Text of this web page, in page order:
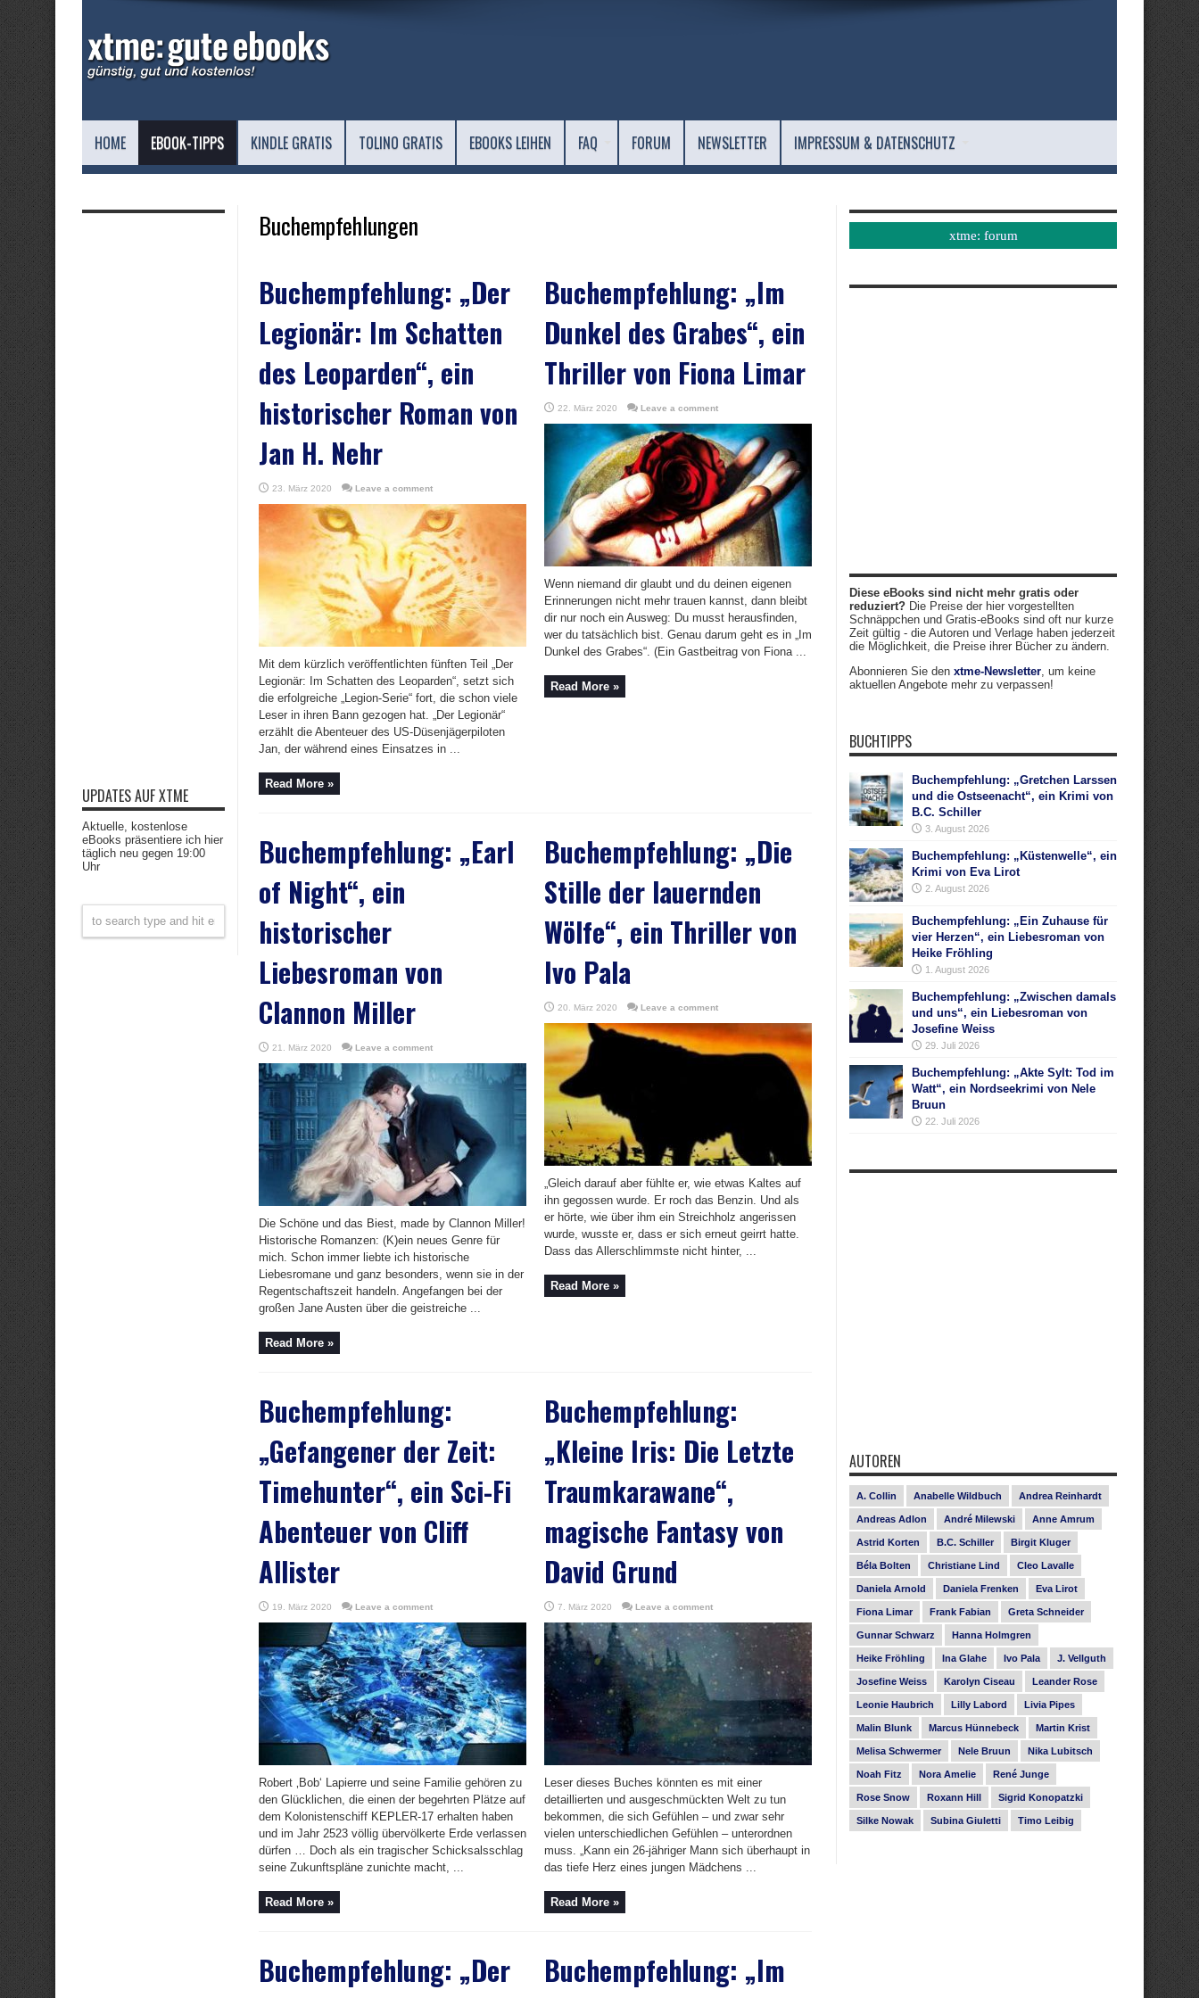
HOME EBOOK-TIPPS KINDLE GRATIS TOLINO GRATIS EBOOKS LEIHEN FAQ FORUM NEWSLETTER IMPRESSUM & DATENSCHUTZ
Buchempfehlungen
Buchempfehlung: „Der
Legionär: Im Schatten
des Leoparden“, ein
historischer Roman von
Jan H. Nehr
23. März 2020 Leave a comment
Mit dem kürzlich veröffentlichten fünften Teil „Der
Legionär: Im Schatten des Leoparden“, setzt sich
die erfolgreiche „Legion-Serie“ fort, die schon viele
Leser in ihren Bann gezogen hat. „Der Legionär“
erzählt die Abenteuer des US-Düsenjägerpiloten
Jan, der während eines Einsatzes in ...
Read More »
Buchempfehlung: „Im
Dunkel des Grabes“, ein
Thriller von Fiona Limar
22. März 2020 Leave a comment
Wenn niemand dir glaubt und du deinen eigenen
Erinnerungen nicht mehr trauen kannst, dann bleibt
dir nur noch ein Ausweg: Du musst herausfinden,
wer du tatsächlich bist. Genau darum geht es in „Im
Dunkel des Grabes“. (Ein Gastbeitrag von Fiona ...
Read More »
Buchempfehlung: „Earl
of Night“, ein
historischer
Liebesroman von
Clannon Miller
21. März 2020 Leave a comment
Die Schöne und das Biest, made by Clannon Miller!
Historische Romanzen: (K)ein neues Genre für
mich. Schon immer liebte ich historische
Liebesromane und ganz besonders, wenn sie in der
Regentschaftszeit handeln. Angefangen bei der
großen Jane Austen über die geistreiche ...
Read More »
Buchempfehlung: „Die
Stille der lauernden
Wölfe“, ein Thriller von
Ivo Pala
20. März 2020 Leave a comment
„Gleich darauf aber fühlte er, wie etwas Kaltes auf
ihn gegossen wurde. Er roch das Benzin. Und als
er hörte, wie über ihm ein Streichholz angerissen
wurde, wusste er, dass er sich erneut geirrt hatte.
Dass das Allerschlimmste nicht hinter, ...
Read More »
Buchempfehlung:
„Gefangener der Zeit:
Timehunter“, ein Sci-Fi
Abenteuer von Cliff
Allister
19. März 2020 Leave a comment
Robert ‚Bob‘ Lapierre und seine Familie gehören zu
den Glücklichen, die einen der begehrten Plätze auf
dem Kolonistenschiff KEPLER-17 erhalten haben
und im Jahr 2523 völlig übervölkerte Erde verlassen
dürfen … Doch als ein tragischer Schicksalsschlag
seine Zukunftspläne zunichte macht, ...
Read More »
Buchempfehlung:
„Kleine Iris: Die Letzte
Traumkarawane“,
magische Fantasy von
David Grund
7. März 2020 Leave a comment
Leser dieses Buches könnten es mit einer
detaillierten und ausgeschmückten Welt zu tun
bekommen, die sich Gefühlen – und zwar sehr
vielen unterschiedlichen Gefühlen – unterordnen
muss. „Kann ein 26-jähriger Mann sich überhaupt in
das tiefe Herz eines jungen Mädchens ...
Read More »
Buchempfehlung: „Der
Buchempfehlung: „Im
UPDATES AUF XTME
Aktuelle, kostenlose
eBooks präsentiere ich hier
täglich neu gegen 19:00
Uhr
xtme: forum
Diese eBooks sind nicht mehr gratis oder
reduziert? Die Preise der hier vorgestellten
Schnäppchen und Gratis-eBooks sind oft nur kurze
Zeit gültig - die Autoren und Verlage haben jederzeit
die Möglichkeit, die Preise ihrer Bücher zu ändern.
Abonnieren Sie den xtme-Newsletter, um keine
aktuellen Angebote mehr zu verpassen!
BUCHTIPPS
Buchempfehlung: „Gretchen Larssen
und die Ostseenacht“, ein Krimi von
B.C. Schiller
3. August 2026
Buchempfehlung: „Küstenwelle“, ein
Krimi von Eva Lirot
2. August 2026
Buchempfehlung: „Ein Zuhause für
vier Herzen“, ein Liebesroman von
Heike Fröhling
1. August 2026
Buchempfehlung: „Zwischen damals
und uns“, ein Liebesroman von
Josefine Weiss
29. Juli 2026
Buchempfehlung: „Akte Sylt: Tod im
Watt“, ein Nordseekrimi von Nele
Bruun
22. Juli 2026
AUTOREN
A. Collin Anabelle Wildbuch Andrea Reinhardt
Andreas Adlon André Milewski Anne Amrum
Astrid Korten B.C. Schiller Birgit Kluger
Béla Bolten Christiane Lind Cleo Lavalle
Daniela Arnold Daniela Frenken Eva Lirot
Fiona Limar Frank Fabian Greta Schneider
Gunnar Schwarz Hanna Holmgren
Heike Fröhling Ina Glahe Ivo Pala J. Vellguth
Josefine Weiss Karolyn Ciseau Leander Rose
Leonie Haubrich Lilly Labord Livia Pipes
Malin Blunk Marcus Hünnebeck Martin Krist
Melisa Schwermer Nele Bruun Nika Lubitsch
Noah Fitz Nora Amelie René Junge
Rose Snow Roxann Hill Sigrid Konopatzki
Silke Nowak Subina Giuletti Timo Leibig